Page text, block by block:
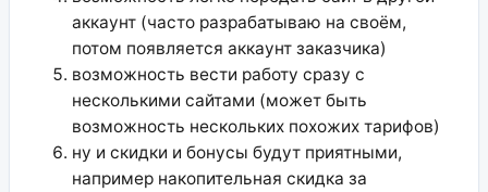
аккаунт (часто разрабатываю на своём,
потом появляется аккаунт заказчика)
возможность вести работу сразу с
несколькими сайтами (может быть
возможность нескольких похожих тарифов)
ну и скидки и бонусы будут приятными,
например накопительная скидка за